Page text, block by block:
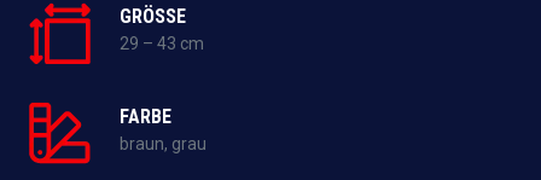
GRÖSSE
29 – 43 cm
FARBE
braun, grau